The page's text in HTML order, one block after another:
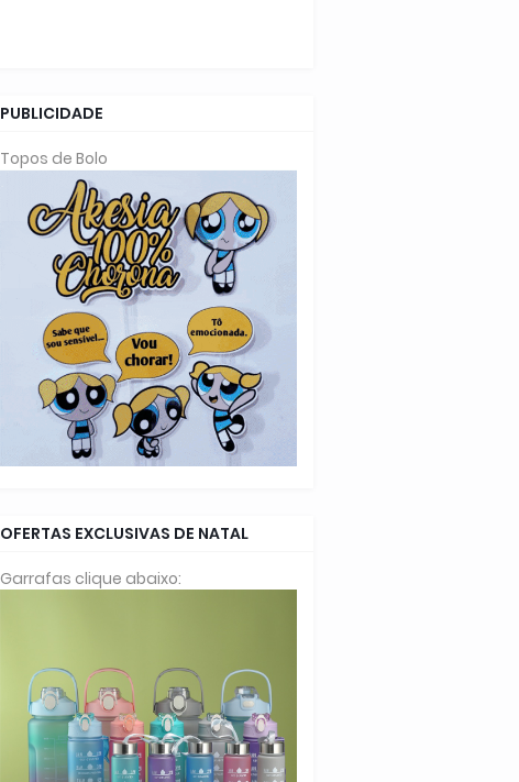
PUBLICIDADE
Topos de Bolo
OFERTAS EXCLUSIVAS DE NATAL
Garrafas clique abaixo: